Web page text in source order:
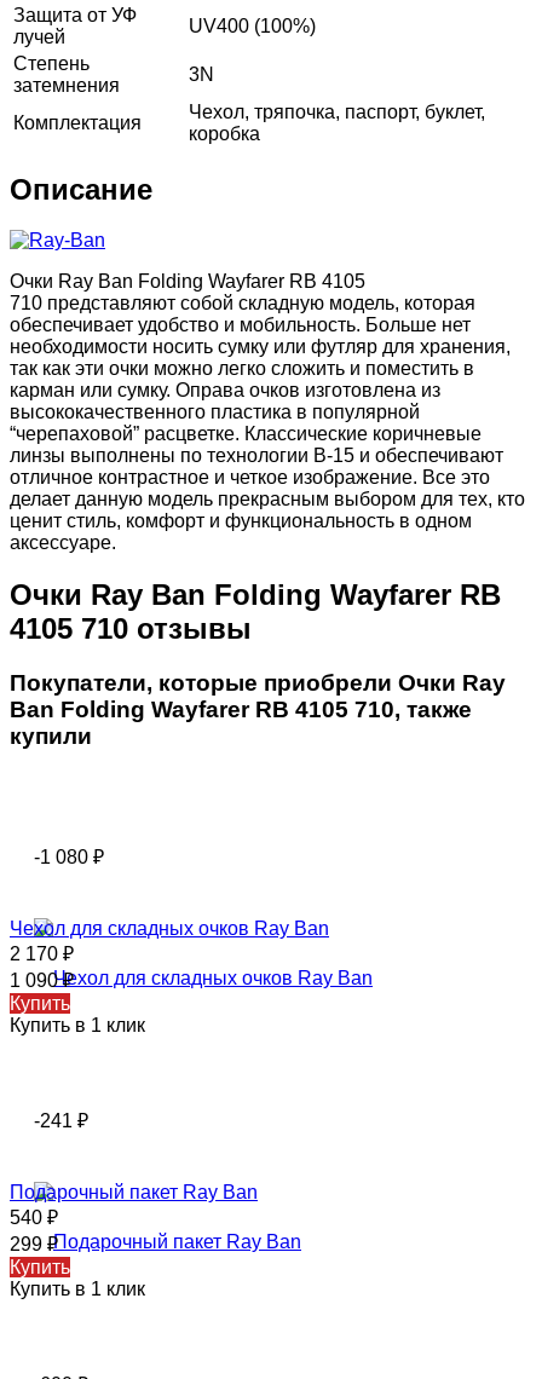
Защита от УФ
лучей
UV400 (100%)
Степень
затемнения
3N
Комплектация
Чехол, тряпочка, паспорт, буклет,
коробка
Описание
Очки Ray Ban Folding Wayfarer RB 4105
710 представляют собой складную модель, которая
обеспечивает удобство и мобильность. Больше нет
необходимости носить сумку или футляр для хранения,
так как эти очки можно легко сложить и поместить в
карман или сумку. Оправа очков изготовлена из
высококачественного пластика в популярной
“черепаховой” расцветке. Классические коричневые
линзы выполнены по технологии B-15 и обеспечивают
отличное контрастное и четкое изображение. Все это
делает данную модель прекрасным выбором для тех, кто
ценит стиль, комфорт и функциональность в одном
аксессуаре.
Очки Ray Ban Folding Wayfarer RB
4105 710 отзывы
Покупатели, которые приобрели Очки Ray
Ban Folding Wayfarer RB 4105 710, также
купили
-1 080 ₽
Чехол для складных очков Ray Ban
2 170 ₽
1 090₽
Купить
Купить в 1 клик
-241 ₽
Подарочный пакет Ray Ban
540 ₽
299 ₽
Купить
Купить в 1 клик